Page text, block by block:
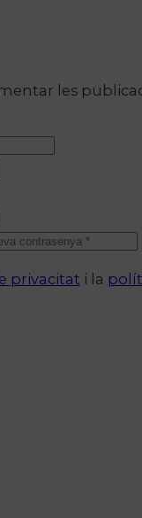
les
privacitat i la